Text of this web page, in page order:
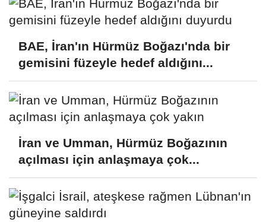
BAE, İran'ın Hürmüz Boğazı'nda bir
gemisini füzeyle hedef aldığını...
İran ve Umman, Hürmüz Boğazının
açılması için anlaşmaya çok...